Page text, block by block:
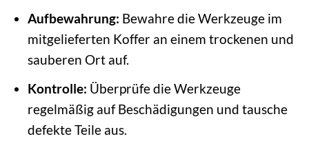
Aufbewahrung: Bewahre die Werkzeuge im
mitgelieferten Koffer an einem trockenen und
sauberen Ort auf.
Kontrolle: Überprüfe die Werkzeuge
regelmäßig auf Beschädigungen und tausche
defekte Teile aus.